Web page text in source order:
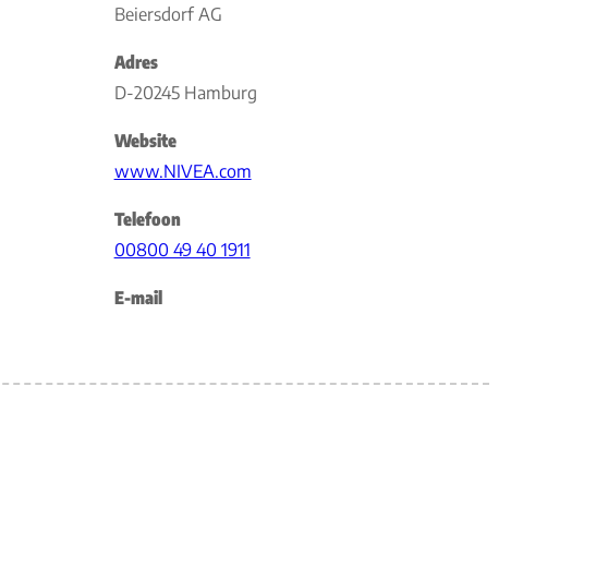
Beiersdorf AG
Adres
D-20245 Hamburg
Website
www.NIVEA.com
Telefoon
00800 49 40 1911
E-mail